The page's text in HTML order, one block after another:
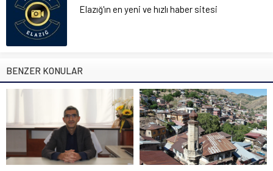
Elazığ'ın en yeni ve hızlı haber sitesi
BENZER KONULAR